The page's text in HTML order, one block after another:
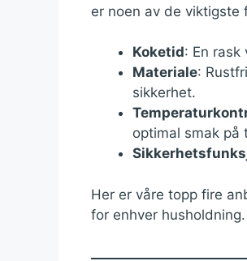
er noen av de viktigste
Koketid: En rask
Materiale:
sikkerhet.
optimal smak på
Her er våre topp fire
for enhver husholdning.